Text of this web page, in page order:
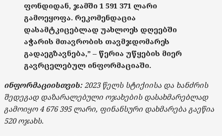
ფონდიდან, ჯამში 1 591 371 ლარი
გამოეყოფა. რეკომენდაცია
დასამტკიცებლად უახლოეს დღეებში
აჭარის მთავრობის თავმჯდომარეს
გადაეგზავნება,” – წერია უწყების მიერ
გავრცელებულ ინფორმაციაში.
ინფორმაციისთვის:2023 წელს სტიქიისა და ხანძრის
შედეგად დაზარალებული ოჯახების დასახმარებლად
გამოიყო 4 676 395 ლარი, ფინანსური დახმარება გაეწია
520 ოჯახს.